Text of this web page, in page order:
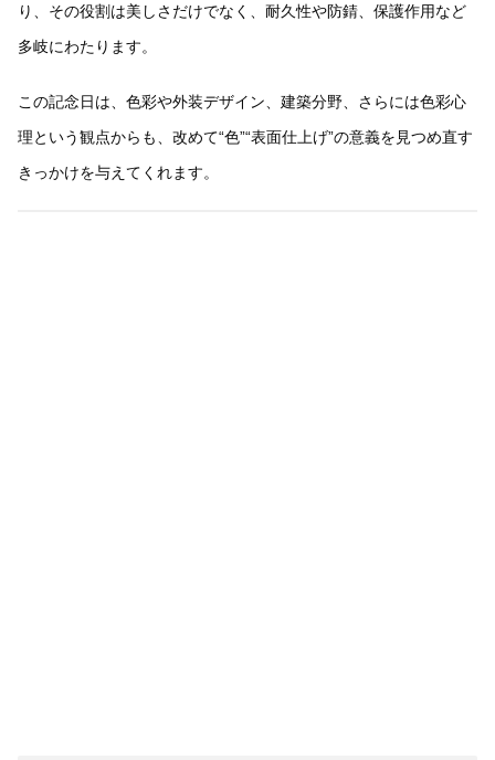
り、その役割は美しさだけでなく、耐久性や防錆、保護作用など
多岐にわたります。
この記念日は、色彩や外装デザイン、建築分野、さらには色彩心
理という観点からも、改めて“色”“表面仕上げ”の意義を見つめ直す
きっかけを与えてくれます。